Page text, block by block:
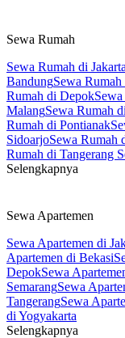
Sewa Rumah
Sewa Rumah di Jakarta
BandungSewa
Rumah di Depok
MalangSewa Rumah
Rumah di Pontianak
SidoarjoSewa Rumah
Rumah di Tangerang
Selengkapnya
Sewa Apartemen
Sewa Apartemen di
Apartemen di Bekasi
DepokSewa
SemarangSewa
TangerangSewa
di Yogyakarta
Selengkapnya